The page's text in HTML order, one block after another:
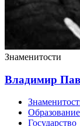
Знаменитости
Владимир
Образование
Государство